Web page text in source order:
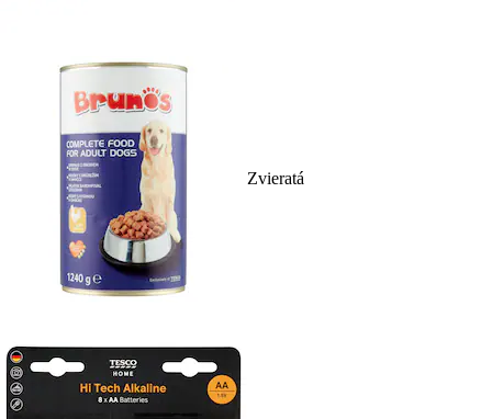
Zvieratá